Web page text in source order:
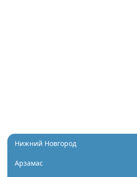
Нижний Новгород
Арзамас